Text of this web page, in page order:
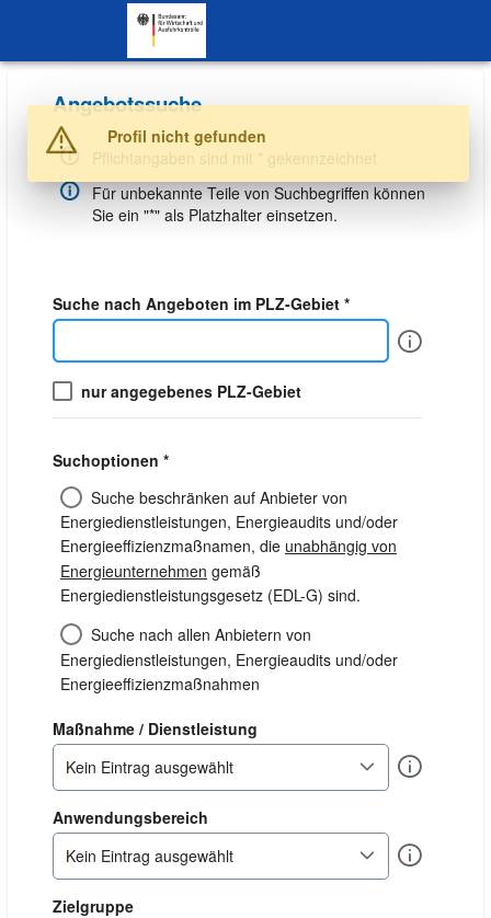
SKIP TO CONTENT.
Angebotssuche
Für unbekannte Teile von Suchbegriffen können
Sie ein "*" als Platzhalter einsetzen.
Suche nach Angeboten im PLZ-Gebiet *
Info
nur angegebenes PLZ-Gebiet
Suchoptionen *
Suche beschränken auf Anbieter von
Energiedienstleistungen, Energieaudits und/oder
Energieeffizienzmaßnamen, die unabhängig von
Energieunternehmen gemäß
Energiedienstleistungsgesetz (EDL-G) sind.
Suche nach allen Anbietern von
Energiedienstleistungen, Energieaudits und/oder
Energieeffizienzmaßnahmen
Maßnahme / Dienstleistung
Kein Eintrag ausgewählt
Info
Anwendungsbereich
Kein Eintrag ausgewählt
Info
Zielgruppe
Warnung
Profil nicht gefunden